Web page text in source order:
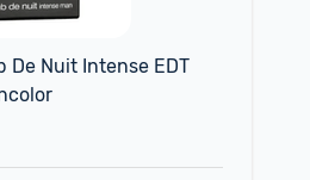
De Nuit Intense EDT